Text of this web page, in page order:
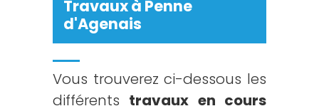
Travaux à Penne
d'Agenais
Vous trouverez ci-dessous les
différents travaux en cours